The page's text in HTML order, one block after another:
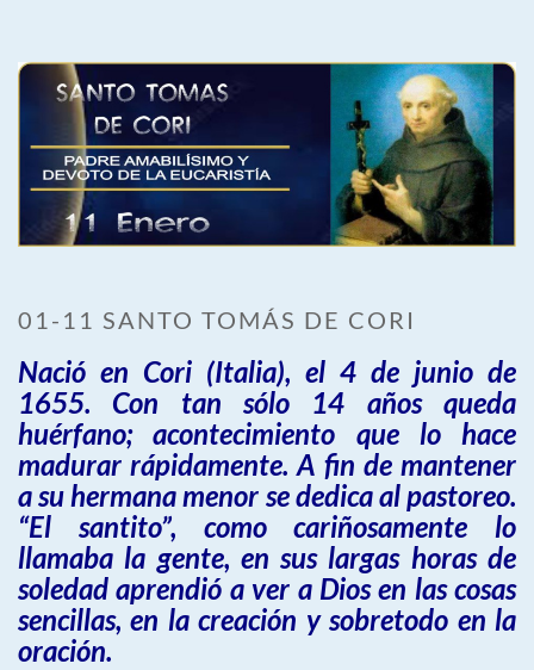
01-11 SANTO TOMÁS DE CORI
Nació en Cori (Italia), el 4 de junio de
1655. Con tan sólo 14 años queda
huérfano; acontecimiento que lo hace
madurar rápidamente. A fin de mantener
a su hermana menor se dedica al pastoreo.
“El santito”, como cariñosamente lo
llamaba la gente, en sus largas horas de
soledad aprendió a ver a Dios en las cosas
sencillas, en la creación y sobretodo en la
oración.